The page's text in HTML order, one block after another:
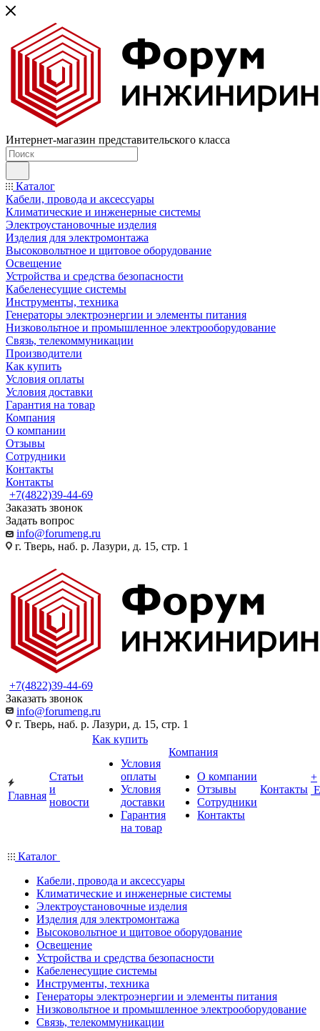
Интернет-магазин представительского класса
Каталог
Кабели, провода и аксессуары
Климатические и инженерные системы
Электроустановочные изделия
Изделия для электромонтажа
Высоковольтное и щитовое оборудование
Освещение
Устройства и средства безопасности
Кабеленесущие системы
Инструменты, техника
Генераторы электроэнергии и элементы питания
Низковольтное и промышленное электрооборудование
Связь, телекоммуникации
Производители
Как купить
Условия оплаты
Условия доставки
Гарантия на товар
Компания
О компании
Отзывы
Сотрудники
Контакты
Контакты
+7(4822)39-44-69
Заказать звонок
Задать вопрос
info@forumeng.ru
г. Тверь, наб. р. Лазури, д. 15, стр. 1
+7(4822)39-44-69
Заказать звонок
info@forumeng.ru
г. Тверь, наб. р. Лазури, д. 15, стр. 1
Главная
Статьи
и
новости
Как купить
Условия
оплаты
Условия
доставки
Гарантия
на товар
Компания
О компании
Отзывы
Сотрудники
Контакты
Контакты
+
Каталог
Кабели, провода и аксессуары
Климатические и инженерные системы
Электроустановочные изделия
Изделия для электромонтажа
Высоковольтное и щитовое оборудование
Освещение
Устройства и средства безопасности
Кабеленесущие системы
Инструменты, техника
Генераторы электроэнергии и элементы питания
Низковольтное и промышленное электрооборудование
Связь, телекоммуникации